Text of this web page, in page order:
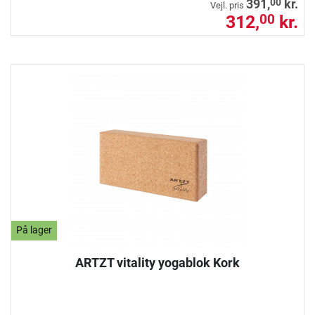
Vejl. pris 391, kr.
312,00 kr.
På lager
ARTZT vitality yogablok Kork